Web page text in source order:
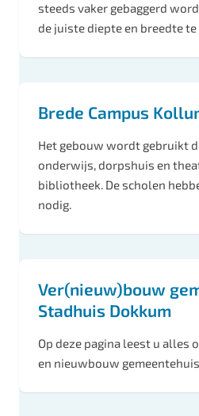
steeds vaker gebaggerd
de juiste diepte en breedte
Brede Campus
Het gebouw wordt gebruikt
onderwijs, dorpshuis en
bibliotheek. De scholen
nodig.
Ver(nieuw)bouw
Stadhuis Dokkum
Op deze pagina leest u alles
en nieuwbouw